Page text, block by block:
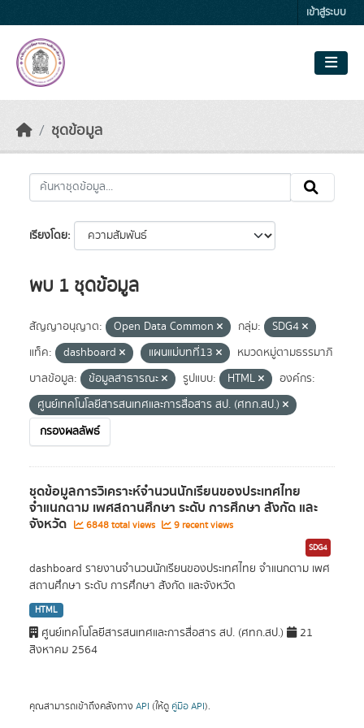
เข้าสู่ระบบ
ชุดข้อมูล
เรียงโดย
พบ 1 ชุดข้อมูล
สัญญาอนุญาต: Open Data Common กลุ่ม:
SDG4
แท็ค:
dashboard แผนแม่บทที่13
หมวดหมู่ตามธรรมาภิ
บาลข้อมูล:
ข้อมูลสาธารณะ รูปแบบ: HTML
องค์กร:
ศูนย์เทคโนโลยีสารสนเทศและการสื่อสาร สป. (ศทก.สป.)
กรองผลลัพธ์
ชุดข้อมูลการวิเคราะห์จำนวนนักเรียนของประเทศไทย
จำแนกตาม เพศสถานศึกษา ระดับ การศึกษา สังกัด และ
จังหวัด 6848 total views 9 recent views
SDG4
dashboard รายงานจำนวนนักเรียนของประเทศไทย จำแนกตาม เพศ
สถานศึกษา ระดับ การศึกษา สังกัด และจังหวัด
HTML
ศูนย์เทคโนโลยีสารสนเทศและการสื่อสาร สป. (ศทก.สป.)
21
สิงหาคม 2564
คุณสามารถเข้าถึงคลังทาง API (ให้ดู คู่มือ API).